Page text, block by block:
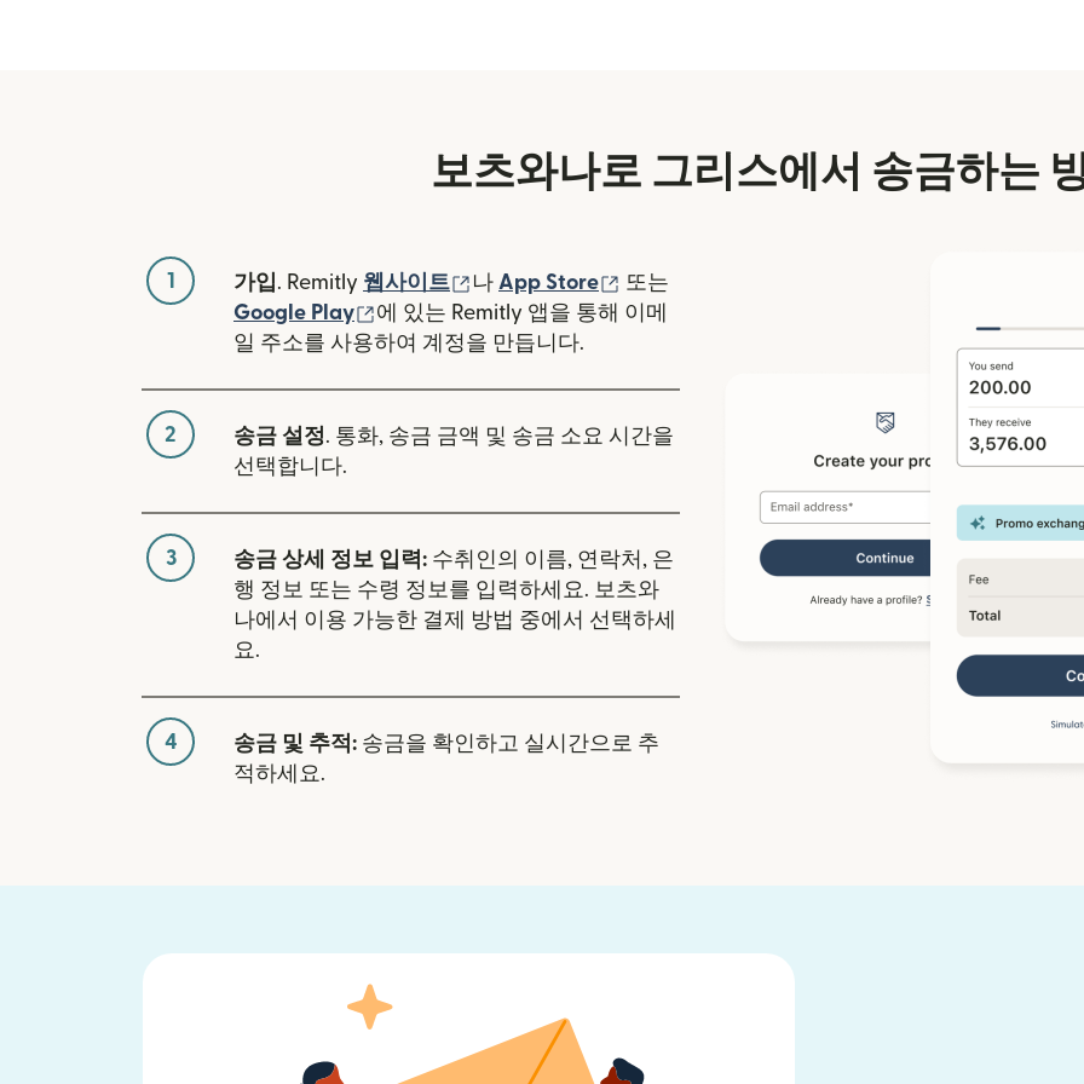
보츠와나로 그리스에서 송금하는
1 가입. Remitly 웹사이트 (새 창에서 열림)
나 App Store (새 창에서 열림)
또는
Google Play
(새 창에서 열림)
에 있는 Remitly 앱을 통해 이메
일 주소를 사용하여 계정을 만듭니다.
2 송금 설정. 통화, 송금 금액 및 송금 소요 시간을
선택합니다.
3 송금 상세 정보 입력: 수취인의 이름, 연락처, 은
행 정보 또는 수령 정보를 입력하세요. 보츠와
나에서 이용 가능한 결제 방법 중에서 선택하세
요.
4 송금 및 추적: 송금을 확인하고 실시간으로 추
적하세요.